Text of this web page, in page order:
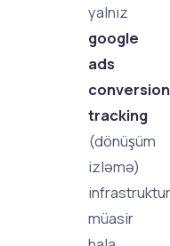
yalnız
google
ads
conversion
tracking
(dönüşüm
izləmə)
müasir